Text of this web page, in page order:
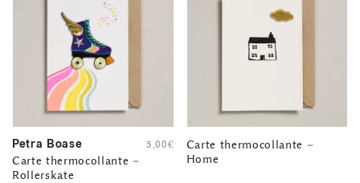
Petra Boase
Carte thermocollante –
Rollerskate
5,00€
Carte thermocollante –
Home